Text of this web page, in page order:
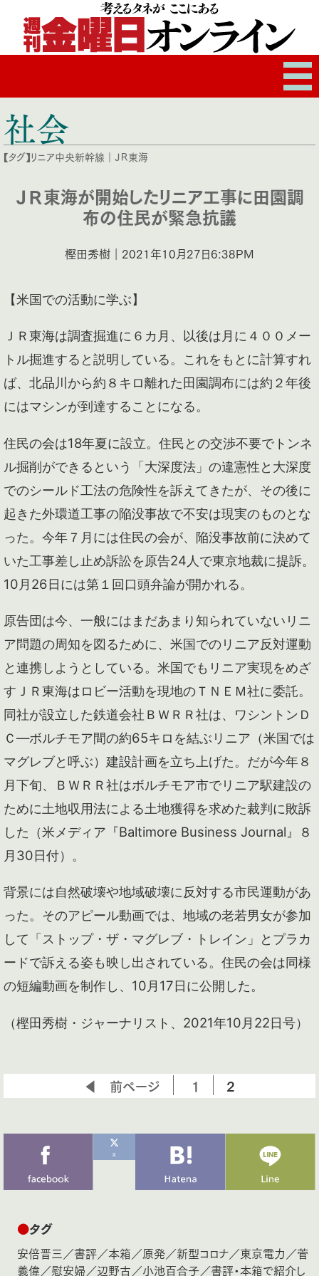
社会
【タグ】リニア中央新幹線 ｜ ＪＲ東海
ＪＲ東海が開始したリニア工事に田園調
布の住民が緊急抗議
樫田秀樹｜2021年10月27日6:38PM
【米国での活動に学ぶ】
ＪＲ東海は調査掘進に６カ月、以後は月に４００メー
トル掘進すると説明している。これをもとに計算すれ
ば、北品川から約８キロ離れた田園調布には約２年後
にはマシンが到達することになる。
住民の会は18年夏に設立。住民との交渉不要でトンネ
ル掘削ができるという「大深度法」の違憲性と大深度
でのシールド工法の危険性を訴えてきたが、その後に
起きた外環道工事の陥没事故で不安は現実のものとな
った。今年７月には住民の会が、陥没事故前に決めて
いた工事差し止め訴訟を原告24人で東京地裁に提訴。
10月26日には第１回口頭弁論が開かれる。
原告団は今、一般にはまだあまり知られていないリニ
ア問題の周知を図るために、米国でのリニア反対運動
と連携しようとしている。米国でもリニア実現をめざ
すＪＲ東海はロビー活動を現地のＴＮＥＭ社に委託。
同社が設立した鉄道会社ＢＷＲＲ社は、ワシントンＤ
Ｃ―ボルチモア間の約65キロを結ぶリニア（米国では
マグレブと呼ぶ）建設計画を立ち上げた。だが今年８
月下旬、ＢＷＲＲ社はボルチモア市でリニア駅建設の
ために土地収用法による土地獲得を求めた裁判に敗訴
した（米メディア『Baltimore Business Journal』８
月30日付）。
背景には自然破壊や地域破壊に反対する市民運動があ
った。そのアピール動画では、地域の老若男女が参加
して「ストップ・ザ・マグレブ・トレイン」とプラカ
ードで訴える姿も映し出されている。住民の会は同様
の短編動画を制作し、10月17日に公開した。
（樫田秀樹・ジャーナリスト、2021年10月22日号）
◀ 前ページ 1 2
●タグ
安倍晋三 ／書評／本箱／原発／新型コロナ／東京電力 ／菅
義偉／慰安婦／辺野古／小池百合子／書評・本箱で紹介し